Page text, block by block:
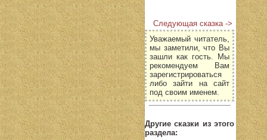
Следующая сказка ->
Уважаемый читатель,
мы заметили, что Вы
зашли как гость. Мы
рекомендуем Вам
зарегистрироваться
либо зайти на сайт
под своим именем.
Другие сказки из этого
раздела: